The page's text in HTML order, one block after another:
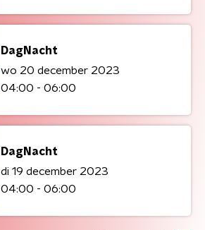
DagNacht
wo 20 december 2023
04:00 - 06:00
DagNacht
di 19 december 2023
04:00 - 06:00